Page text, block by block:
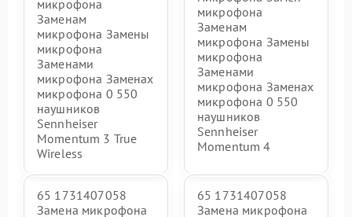
микрофона
Заменам
микрофона Замены
микрофона
Заменами
микрофона Заменах
микрофона 0 550
наушников
Sennheiser
Momentum 3 True
Wireless
микрофона
Заменам
микрофона Замены
микрофона
Заменами
микрофона Заменах
микрофона 0 550
наушников
Sennheiser
Momentum 4
65 1731407058
Замена микрофона
65 1731407058
Замена микрофона